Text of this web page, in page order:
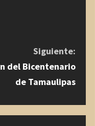
Siguiente:
del Bicentenario
de Tamaulipas